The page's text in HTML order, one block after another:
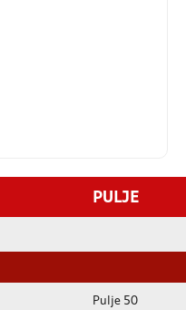
PULJE
Pulje 50